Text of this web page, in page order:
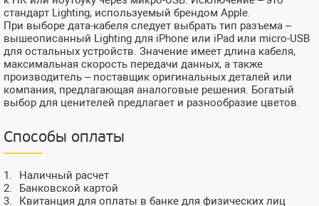
стандарт Lighting, используемый брендом Apple.
При выборе дата-кабеля следует выбрать тип разъема –
вышеописанный Lighting для iPhone или iPad или micro-USB
для остальных устройств. Значение имеет длина кабеля,
максимальная скорость передачи данных, а также
производитель – поставщик оригинальных деталей или
компания, предлагающая аналоговые решения. Богатый
выбор для ценителей предлагает и разнообразие цветов.
Способы оплаты
Наличный расчет
Банковской картой
Квитанция для оплаты в банке для физических лиц